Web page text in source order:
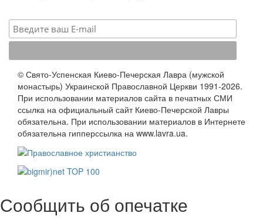
© Свято-Успенская Киево-Печерская Лавра (мужской
монастырь) Украинской Православной Церкви 1991-2026.
При использовании материалов сайта в печатных СМИ
ссылка на официальный сайт Киево-Печерской Лавры
обязательна. При использовании материалов в Интернете
обязательна гипперссылка на www.lavra.ua.
Сообщить об опечатке